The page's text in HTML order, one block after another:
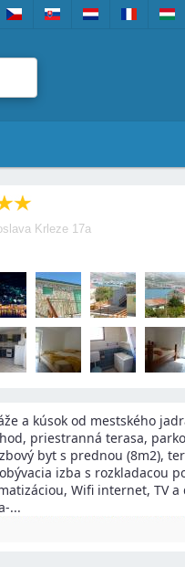
Krleze 17a
a kúsok od mestského
priestranná terasa,
byt s prednou (8m2),
izba s rozkladacou
Wifi internet, TV a
...